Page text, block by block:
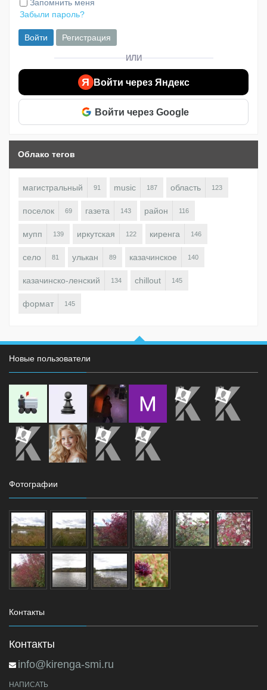
Запомнить меня
Забыли пароль?
Войти Регистрация
ИЛИ
Я Войти через Яндекс
Войти через Google
Облако тегов
магистральный 91 music 187 область 123
поселок 69 газета 143 район 116
мупп 139 иркутская 122 киренга 146
село 81 улькан 89 казачинское 140
казачинско-ленский 134 chillout 145
формат 145
Новые пользователи
Фотографии
Контакты
Контакты
info@kirenga-smi.ru
НАПИСАТЬ